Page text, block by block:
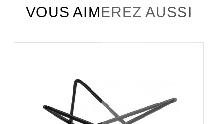
VOUS AIMEREZ AUSSI